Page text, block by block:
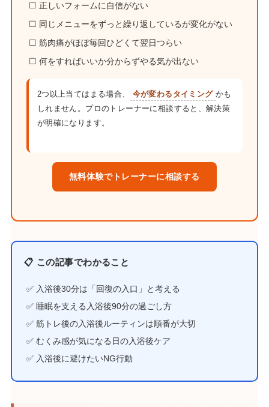
☐ 正しいフォームに自信がない
☐ 同じメニューをずっと繰り返しているが変化がない
☐ 筋肉痛がほぼ毎回ひどくて翌日つらい
☐ 何をすればいいか分からずやる気が出ない
2つ以上当てはまる場合、 今が変わるタイミング かも
しれません。プロのトレーナーに相談すると、解決策
が明確になります。
無料体験でトレーナーに相談する
📋 この記事でわかること
✅ 入浴後30分は「回復の入口」と考える
✅ 睡眠を支える入浴後90分の過ごし方
✅ 筋トレ後の入浴後ルーティンは順番が大切
✅ むくみ感が気になる日の入浴後ケア
✅ 入浴後に避けたいNG行動